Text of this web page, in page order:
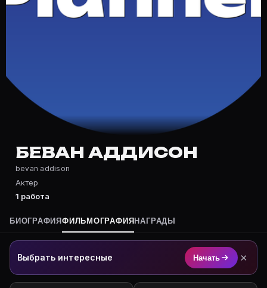
Частые вопросы о Беван Аддисон
Полный список — на Movie Planner: https://movie-
Кто такой(ая) Беван Аддисон?
Беван Аддисон — Актер. Биография и роли на
Где открыть фильмографию Беван Аддисон?
На Movie Planner: https://movie-planner.ru/s/
БЕВАН АДДИСОН
bevan addison
Актер
1 работа
БИОГРАФИЯФИЛЬМОГРАФИЯ НАГРАДЫ
Выбрать интересные Начать ×